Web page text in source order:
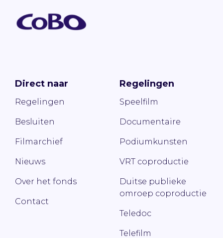
Direct naar
Regelingen
Besluiten
Filmarchief
Nieuws
Over het fonds
Contact
Regelingen
Speelfilm
Documentaire
Podiumkunsten
VRT coproductie
Duitse publieke
omroep coproductie
Teledoc
Telefilm